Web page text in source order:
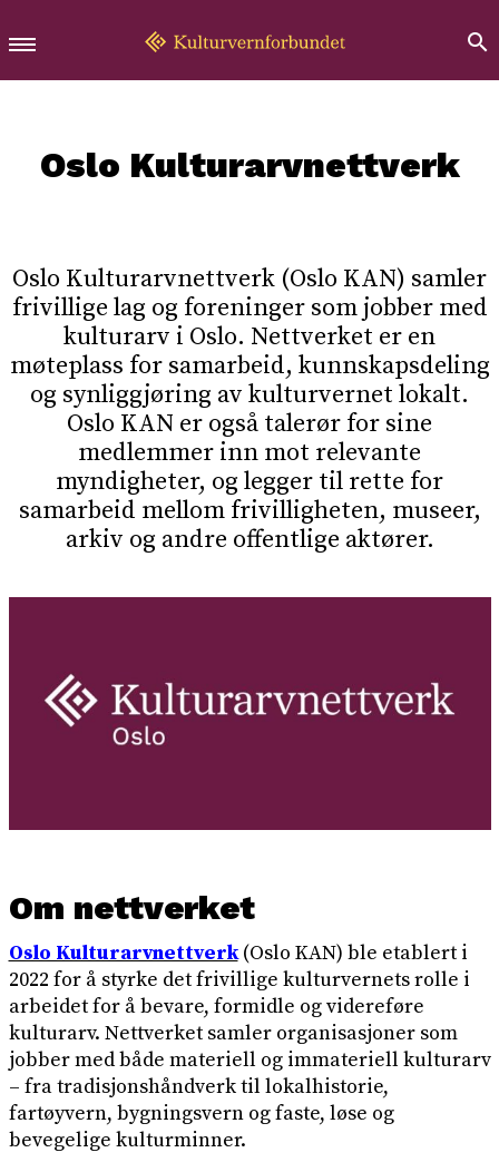
Oslo Kulturarvnettverk
Oslo Kulturarvnettverk (Oslo KAN) samler
frivillige lag og foreninger som jobber med
kulturarv i Oslo. Nettverket er en
møteplass for samarbeid, kunnskapsdeling
og synliggjøring av kulturvernet lokalt.
Oslo KAN er også talerør for sine
medlemmer inn mot relevante
myndigheter, og legger til rette for
samarbeid mellom frivilligheten, museer,
arkiv og andre offentlige aktører.
Om nettverket
Oslo Kulturarvnettverk(Oslo KAN) ble etablert i
2022 for å styrke det frivillige kulturvernets rolle i
arbeidet for å bevare, formidle og videreføre
kulturarv. Nettverket samler organisasjoner som
jobber med både materiell og immateriell kulturarv
– fra tradisjonshåndverk til lokalhistorie,
fartøyvern, bygningsvern og faste, løse og
bevegelige kulturminner.